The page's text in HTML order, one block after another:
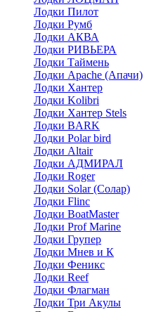
Лодки Пилот
Лодки Румб
Лодки АКВА
Лодки РИВЬЕРА
Лодки Таймень
Лодки Apache (Апачи)
Лодки Хантер
Лодки Kolibri
Лодки Хантер Stels
Лодки BARK
Лодки Polar bird
Лодки Altair
Лодки АДМИРАЛ
Лодки Roger
Лодки Solar (Солар)
Лодки Flinc
Лодки BoatMaster
Лодки Prof Marine
Лодки Групер
Лодки Мнев и К
Лодки Феникс
Лодки Reef
Лодки Флагман
Лодки Три Акулы